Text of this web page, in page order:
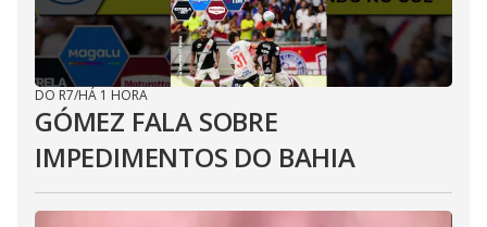
DO R7/HÁ 1 HORA
GÓMEZ FALA SOBRE
IMPEDIMENTOS DO BAHIA